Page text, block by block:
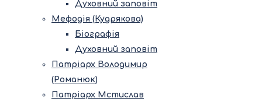
Духовний заповіт
Мефодія (Кудрякова)
Біографія
Духовний заповіт
Патріарх Володимир
(Романюк)
Патріарх Мстислав